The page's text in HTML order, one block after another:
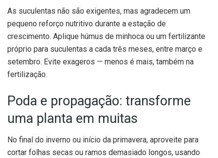
As suculentas não são exigentes, mas agradecem um
pequeno reforço nutritivo durante a estação de
crescimento. Aplique húmus de minhoca ou um fertilizante
próprio para suculentas a cada três meses, entre março e
setembro. Evite exageros — menos é mais, também na
fertilização.
Poda e propagação: transforme
uma planta em muitas
No final do inverno ou início da primavera, aproveite para
cortar folhas secas ou ramos demasiado longos, usando